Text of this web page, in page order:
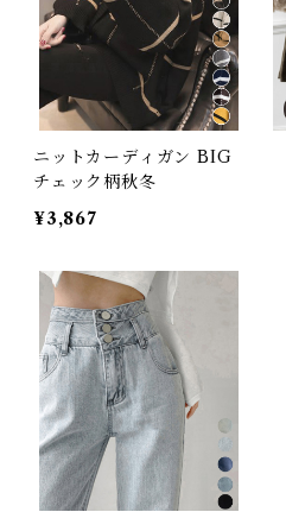
ニットカーディガン BIG
チェック柄秋冬
¥3,867